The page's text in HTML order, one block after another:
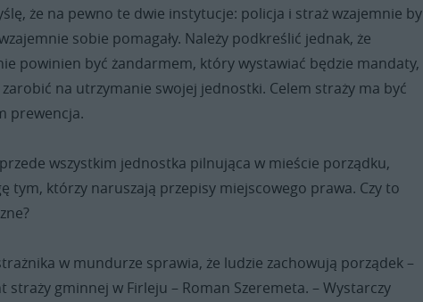
że na pewno te dwie instytucje: policja i straż wzajemnie by
sobie pomagały. Należy podkreślić jednak, że
powinien być żandarmem, który wystawiać będzie mandaty,
na utrzymanie swojej jednostki. Celem straży ma być
prewencja.
wszystkim jednostka pilnująca w mieście porządku,
tym, którzy naruszają przepisy miejscowego prawa. Czy to
w mundurze sprawia, że ludzie zachowują porządek –
straży gminnej w Firleju – Roman Szeremeta. – Wystarczy